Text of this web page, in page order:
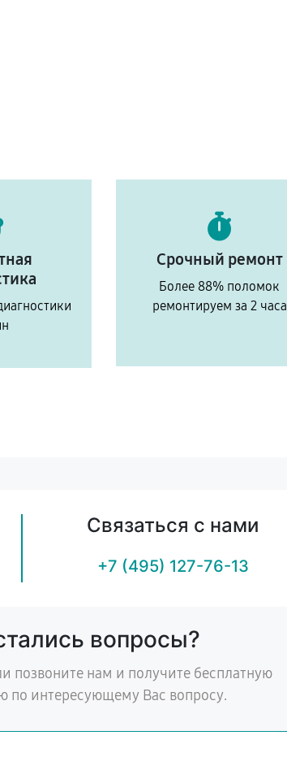
Срочный ремонт
Более 88% поломок
ремонтируем за 2 часа
Связаться с нами
+7 (495) 127-76-13
вопросы?
позвоните нам и получите бесплатную
по интересующему Вас вопросу.